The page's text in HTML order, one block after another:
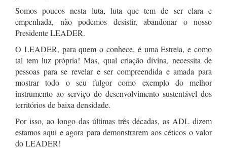
Somos poucos nesta luta, luta que tem de ser clara e
empenhada, não podemos desistir, abandonar o nosso
Presidente LEADER.
O LEADER, para quem o conhece, é uma Estrela, e como
tal tem luz própria! Mas, qual criação divina, necessita de
pessoas para se revelar e ser compreendida e amada para
mostrar todo o seu fulgor como exemplo do melhor
instrumento ao serviço do desenvolvimento sustentável dos
territórios de baixa densidade.
Por isso, ao longo das últimas três décadas, as ADL dizem
estamos aqui e agora para demonstrarem aos céticos o valor
do LEADER!